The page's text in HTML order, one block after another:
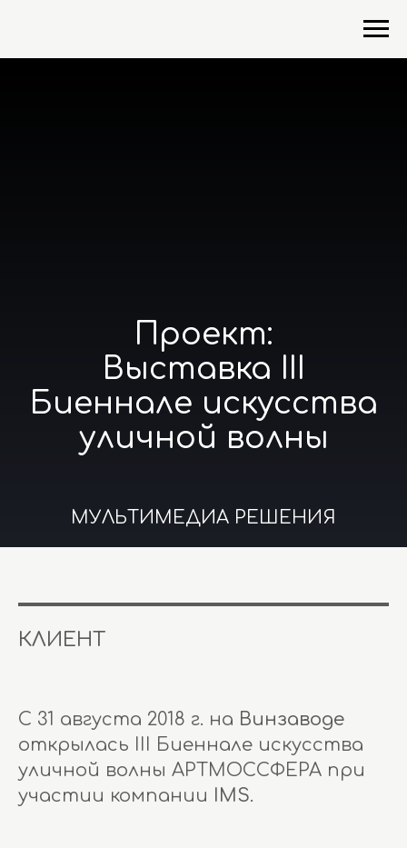
Проект:
Выставка III
Биеннале искусства
уличной волны
МУЛЬТИМЕДИА РЕШЕНИЯ
КЛИЕНТ
С 31 августа 2018 г. на Винзаводе
открылась III Биеннале искусства
уличной волны АРТМОССФЕРА при
участии компании
IMS.